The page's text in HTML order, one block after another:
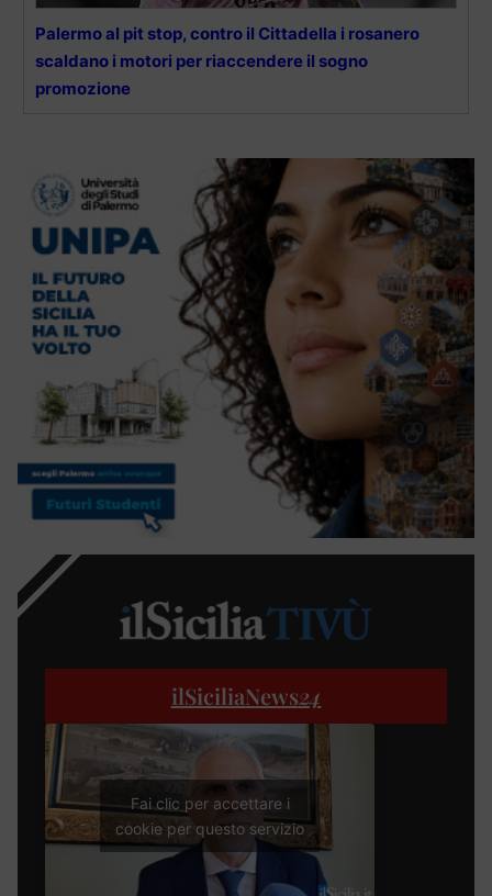
Palermo al pit stop, contro il Cittadella i rosanero
scaldano i motori per riaccendere il sogno
promozione
ilSiciliaNews24
Fai clic per accettare i
cookie per questo servizio